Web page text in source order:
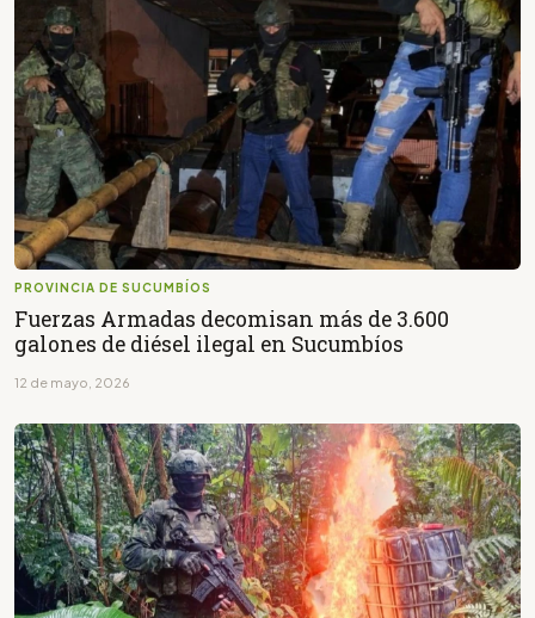
PROVINCIA DE SUCUMBÍOS
Fuerzas Armadas decomisan más de 3.600
galones de diésel ilegal en Sucumbíos
12 de mayo, 2026